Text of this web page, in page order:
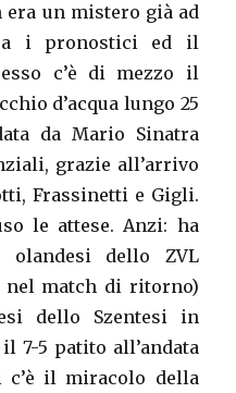
un mistero già ad
i pronostici ed il
c’è di mezzo il
d’acqua lungo 25
da Mario Sinatra
grazie all’arrivo
Frassinetti e Gigli.
le attese. Anzi: ha
dello ZVL
nel match di ritorno)
dello Szentesi in
7-5 patito all’andata
il miracolo della